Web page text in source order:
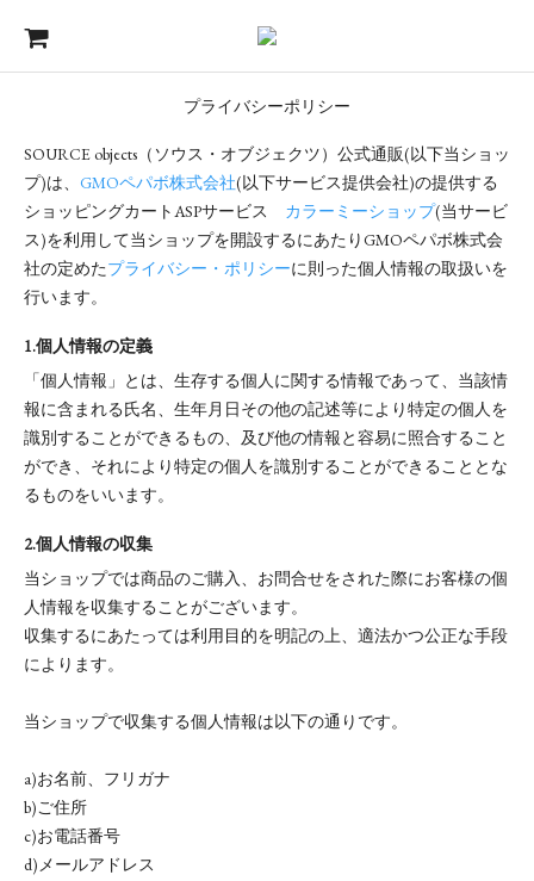
プライバシーポリシー
SOURCE objects（ソウス・オブジェクツ）公式通販(以下当ショッ
プ)は、 GMOペパボ株式会社(以下サービス提供会社)の提供する
ショッピングカートASPサービス カラーミーショップ(当サービ
ス)を利用して当ショップを開設するにあたりGMOペパボ株式会
社の定めたプライバシー・ポリシーに則った個人情報の取扱いを
行います。
1.個人情報の定義
「個人情報」とは、生存する個人に関する情報であって、当該情
報に含まれる氏名、生年月日その他の記述等により特定の個人を
識別することができるもの、及び他の情報と容易に照合すること
ができ、それにより特定の個人を識別することができることとな
るものをいいます。
2.個人情報の収集
当ショップでは商品のご購入、お問合せをされた際にお客様の個
人情報を収集することがございます。
収集するにあたっては利用目的を明記の上、適法かつ公正な手段
によります。
当ショップで収集する個人情報は以下の通りです。
a)お名前、フリガナ
b)ご住所
c)お電話番号
d)メールアドレス